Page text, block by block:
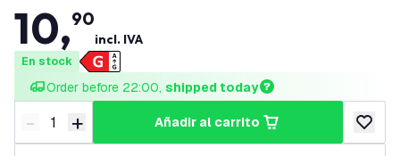
10,90
incl. IVA
En stock
Order before 22:00, shipped today
Disminuir cantidad
- Aumentar cantidad
+ añadir al carrito
añadir